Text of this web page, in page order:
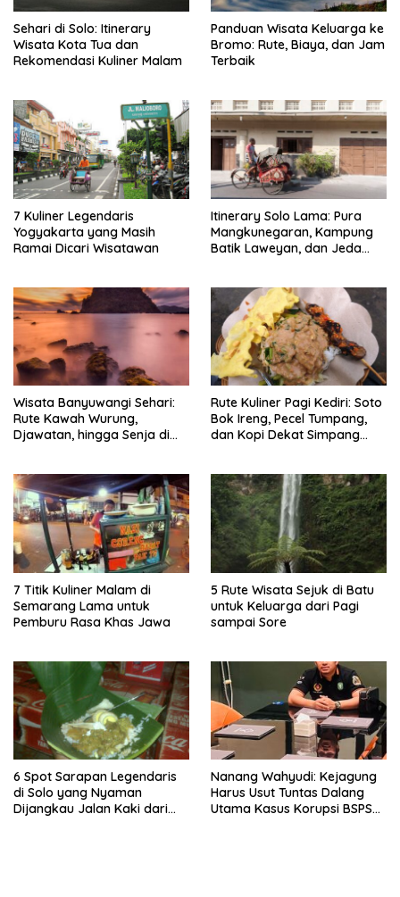
Sehari di Solo: Itinerary
Wisata Kota Tua dan
Rekomendasi Kuliner Malam
Panduan Wisata Keluarga ke
Bromo: Rute, Biaya, dan Jam
Terbaik
7 Kuliner Legendaris
Yogyakarta yang Masih
Ramai Dicari Wisatawan
Itinerary Solo Lama: Pura
Mangkunegaran, Kampung
Batik Laweyan, dan Jeda
Wisata Banyuwangi Sehari:
Rute Kawah Wurung,
Djawatan, hingga Senja di
Rute Kuliner Pagi Kediri: Soto
Bok Ireng, Pecel Tumpang,
dan Kopi Dekat Simpang
7 Titik Kuliner Malam di
Semarang Lama untuk
Pemburu Rasa Khas Jawa
5 Rute Wisata Sejuk di Batu
untuk Keluarga dari Pagi
sampai Sore
6 Spot Sarapan Legendaris
di Solo yang Nyaman
Dijangkau Jalan Kaki dari
Nanang Wahyudi: Kejagung
Harus Usut Tuntas Dalang
Utama Kasus Korupsi BSPS